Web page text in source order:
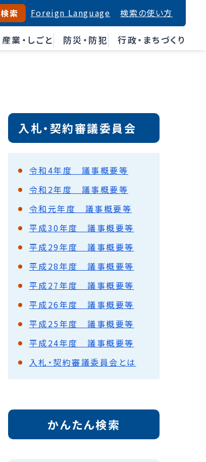
産業・しごと 防災・防犯 行政・まちづくり
検索 Foreign Language 検索の使い方
入札・契約審議委員会
令和4年度 議事概要等
令和2年度 議事概要等
令和元年度 議事概要等
平成30年度 議事概要等
平成29年度 議事概要等
平成28年度 議事概要等
平成27年度 議事概要等
平成26年度 議事概要等
平成25年度 議事概要等
平成24年度 議事概要等
入札・契約審議委員会とは
かんたん検索